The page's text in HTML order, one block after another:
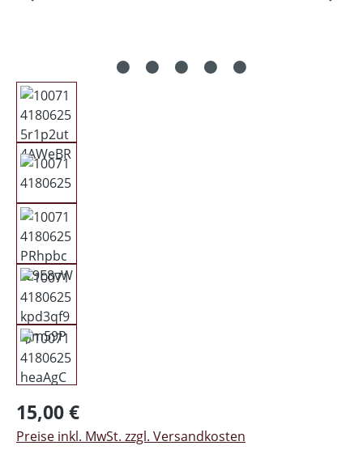
Regulärer Preis:
15,00 €
Preise inkl. MwSt. zzgl. Versandkosten